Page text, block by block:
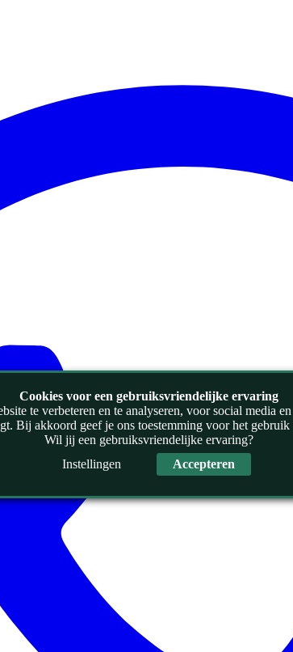
Cookies voor een gebruiksvriendelijke ervaring
te verbeteren en te analyseren, voor social media
Bij akkoord geef je ons toestemming voor het
Wil jij een gebruiksvriendelijke ervaring?
Instellingen
Accepteren